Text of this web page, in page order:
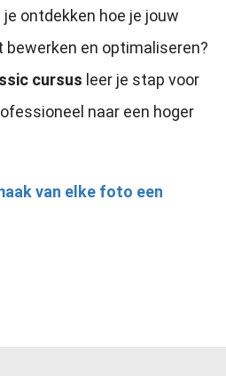
ontdekken hoe je jouw
en optimaliseren?
cursus leer je stap voor
naar een hoger
van elke foto een